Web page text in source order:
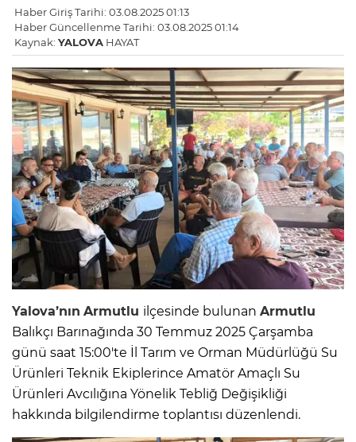
Haber Giriş Tarihi: 03.08.2025 01:13
Haber Güncellenme Tarihi: 03.08.2025 01:14
Kaynak: YALOVA HAYAT
Yalova’nın Armutlu ilçesinde bulunan Armutlu
Balıkçı Barınağında 30 Temmuz 2025 Çarşamba
günü saat 15:00'te İl Tarım ve Orman Müdürlüğü Su
Ürünleri Teknik Ekiplerince Amatör Amaçlı Su
Ürünleri Avcılığına Yönelik Tebliğ Değişikliği
hakkında bilgilendirme toplantısı düzenlendi.